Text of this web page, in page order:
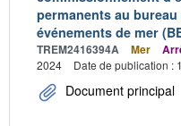
permanents au
événements de mer
TREM2416394A Mer
2024
Date de publication :
Document principal